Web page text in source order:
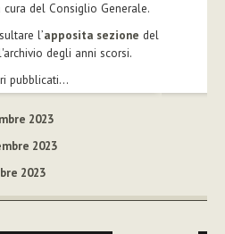
del Consiglio Generale.
l’apposita sezione del
degli anni scorsi.
pubblicati...
2023
2023
2023